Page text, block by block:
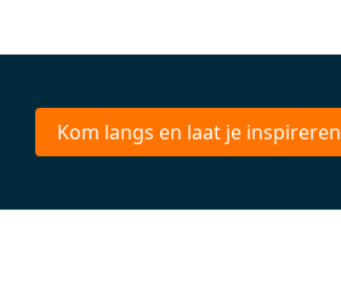
Kom langs en laat je inspireren